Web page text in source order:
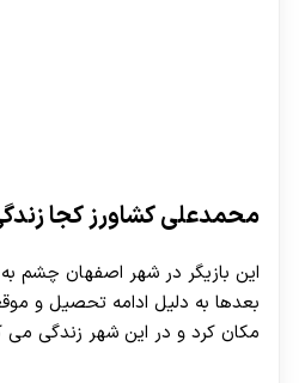
محمدعلی کشاورز کجا
این بازیگر در شهر اصفهان چشم
بعدها به دلیل ادامه تحصیل و
مکان کرد و در این شهر زندگی می